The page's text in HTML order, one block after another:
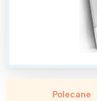
Polecane